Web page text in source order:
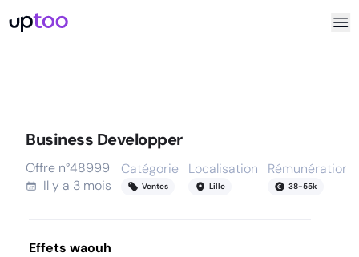
Business Developper
Offre n°48999
Il y a 3 mois
Catégorie
Ventes
Localisation
Lille
Rémunération
38-55k
Effets waouh